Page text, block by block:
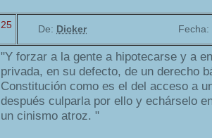
25 De: Dicker Fecha:
"Y forzar a la gente a hipotecarse y a
privada, en su defecto, de un derecho
Constitución como es el del acceso a
después culparla por ello y echárselo
un cinismo atroz. "